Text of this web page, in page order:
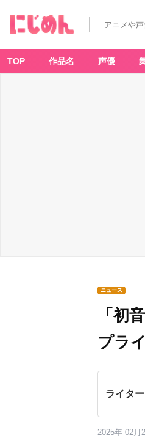
アニメや
TOP 作品名 声優
ニュース
「初
プラ
ライタ
2025年 02月